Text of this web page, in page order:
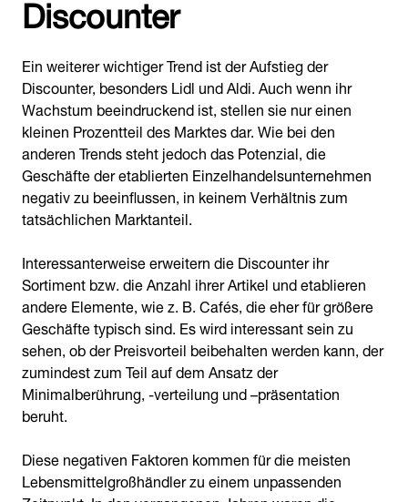
Ein weiterer wichtiger Trend ist der Aufstieg der
Discounter, besonders Lidl und Aldi. Auch wenn ihr
Wachstum beeindruckend ist, stellen sie nur einen
kleinen Prozentteil des Marktes dar. Wie bei den
anderen Trends steht jedoch das Potenzial, die
Geschäfte der etablierten Einzelhandelsunternehmen
negativ zu beeinflussen, in keinem Verhältnis zum
tatsächlichen Marktanteil.
Interessanterweise erweitern die Discounter ihr
Sortiment bzw. die Anzahl ihrer Artikel und etablieren
andere Elemente, wie z. B. Cafés, die eher für größere
Geschäfte typisch sind. Es wird interessant sein zu
sehen, ob der Preisvorteil beibehalten werden kann, der
zumindest zum Teil auf dem Ansatz der
Minimalberührung, -verteilung und –präsentation
beruht.
Diese negativen Faktoren kommen für die meisten
Lebensmittelgroßhändler zu einem unpassenden